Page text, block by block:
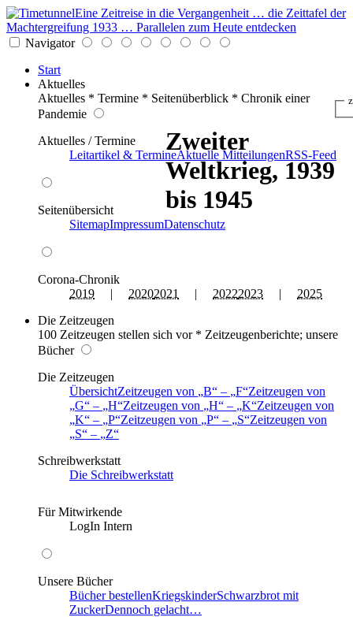
Eine Zeitreise in die Vergangenheit … die Zeittafel der
Machtergreifung 1933 … Parallelen zum Heute entdecken
Navigator
Start
Aktuelles
Aktuelles * Termine * Seitenüberblick * Chronik einer
Pandemie
Aktuelles / Termine
Leitartikel & TermineAktuelle MitteilungenRSS-Feed
Seitenübersicht
SitemapImpressumDatenschutz
Corona-Chronik
2019 | 20202021 | 20222023 | 2025
Die Zeitzeugen
100 Zeitzeugen stellen sich vor * Zeitzeugenberichte; unsere
Bücher
Die Zeitzeugen
ÜbersichtZeitzeugen von B – F Zeitzeugen von
G
– H Zeitzeugen von H – K Zeitzeugen von
K
– P Zeitzeugen von P – S Zeitzeugen von
S
–
Z
Schreibwerkstatt
Die Schreibwerkstatt
Für Mitwirkende
LogIn Intern
Unsere Bücher
Bücher bestellenKriegskinderSchwarzbrot mit
ZuckerDennoch gelacht…
Zweiter
Weltkrieg, 1939
bis 1945